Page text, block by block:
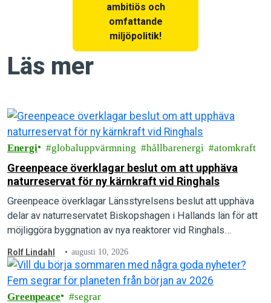
ambitiös och
omfattande
miljöpolitik!
Läs mer
Energi globaluppvärmning hållbarenergi atomkraft
Greenpeace överklagar beslut om att upphäva
naturreservat för ny kärnkraft vid Ringhals
Greenpeace överklagar Länsstyrelsens beslut att upphäva
delar av naturreservatet Biskopshagen i Hallands län för att
möjliggöra byggnation av nya reaktorer vid Ringhals
Rolf Lindahl augusti 10, 2026
Greenpeace segrar